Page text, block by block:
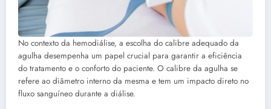
No contexto da hemodiálise, a escolha do calibre adequado da
agulha desempenha um papel crucial para garantir a eficiência
do tratamento e o conforto do paciente. O calibre da agulha se
refere ao diâmetro interno da mesma e tem um impacto direto no
fluxo sanguíneo durante a diálise.